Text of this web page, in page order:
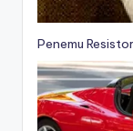
Penemu